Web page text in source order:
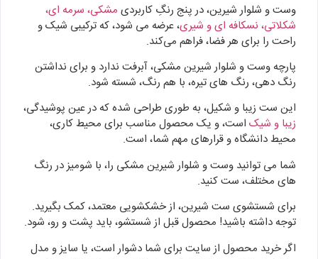
وست و شلوار شیرین، در پنج رنگِ کاربردی مشکی، سرمه ای،
شکلاتی، نسکافه ای و شیری، عرضه می شود، که ترکیبی شیک و
راحت را برای هر فضا، فراهم می‌کند.
پارچه وست و شلوار شیرین مشکی، آبرفت ندارد و برای نداشتن
رنگ دهی، رنگ های تیره، با هم رنگ، شسته شود.
این ست زیبا و شکیل، به طوری طراحی شده که در عین پوشیدگی،
زیبا و شیک است، و یک محصول مناسب برای محیط کاری،
محیط دانشگاه و قرارهای مهم شما، است.
شما می توانید وست و شلوار شیرین مشکی را، با شومیز در رنگ
های مختلف، ست کنید.
برای شستشوی ست شیرین، از خشکشویی معتمد، کمک بگیرید.
توجه داشته باشید! محصول قبل از شستشو، باید پشت و رو، شود.
اگر خرید محصول از سایت برای شما دشوار است، یا سایز و مدل